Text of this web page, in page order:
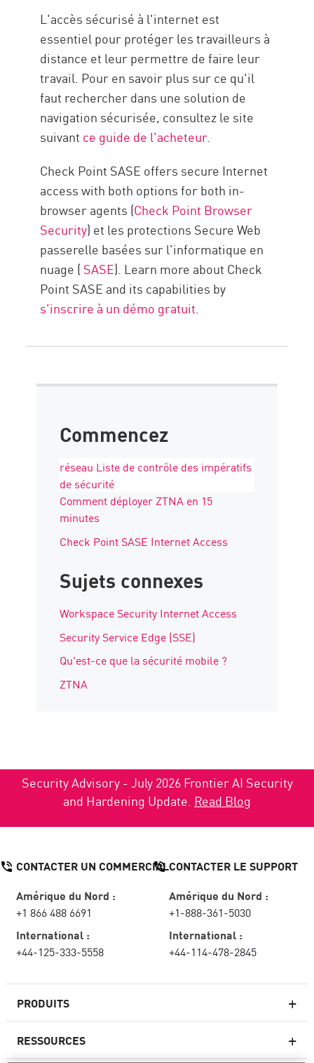
L'accès sécurisé à l'internet est
essentiel pour protéger les travailleurs à
distance et leur permettre de faire leur
travail. Pour en savoir plus sur ce qu'il
faut rechercher dans une solution de
navigation sécurisée, consultez le site
suivant ce guide de l'acheteur.
Check Point SASE offers secure Internet
access with both options for both in-
browser agents (Check Point Browser
Security) et les protections Secure Web
passerelle basées sur l'informatique en
nuage ( SASE). Learn more about Check
Point SASE and its capabilities by
s'inscrire à un démo gratuit.
Commencez
réseau Liste de contrôle des impératifs
de sécurité
Comment déployer ZTNA en 15
minutes
Check Point SASE Internet Access
Sujets connexes
Workspace Security Internet Access
Security Service Edge (SSE)
Qu'est-ce que la sécurité mobile ?
ZTNA
Security Advisory - July 2026 Frontier AI Security
and Hardening Update. Read Blog
PRODUITS
RESSOURCES
CONTACTER UN COMMERCIAL
Amérique du Nord :
+1 866 488 6691
International :
+44-125-333-5558
CONTACTER LE SUPPORT
Amérique du Nord :
+1-888-361-5030
International :
+44-114-478-2845